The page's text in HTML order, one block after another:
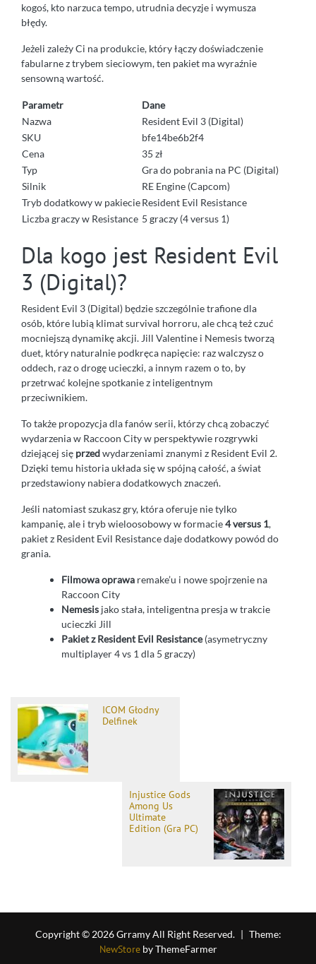
kogoś, kto narzuca tempo, utrudnia decyzje i wymusza
błędy.
Jeżeli zależy Ci na produkcie, który łączy doświadczenie
fabularne z trybem sieciowym, ten pakiet ma wyraźnie
sensowną wartość.
Parametr
Dane
Nazwa
Resident Evil 3 (Digital)
SKU
bfe14be6b2f4
Cena
35 zł
Typ
Gra do pobrania na PC (Digital)
Silnik
RE Engine (Capcom)
Tryb dodatkowy w pakiecieResident Evil Resistance
Liczba graczy w Resistance 5 graczy (4 versus 1)
Dla kogo jest Resident Evil
3 (Digital)?
Resident Evil 3 (Digital) będzie szczególnie trafione dla
osób, które lubią klimat survival horroru, ale chcą też czuć
mocniejszą dynamikę akcji. Jill Valentine i Nemesis tworzą
duet, który naturalnie podkręca napięcie: raz walczysz o
oddech, raz o drogę ucieczki, a innym razem o to, by
przetrwać kolejne spotkanie z inteligentnym
przeciwnikiem.
To także propozycja dla fanów serii, którzy chcą zobaczyć
wydarzenia w Raccoon City w perspektywie rozgrywki
dziejącej się przedwydarzeniami znanymi z Resident Evil 2.
Dzięki temu historia układa się w spójną całość, a świat
przedstawiony nabiera dodatkowych znaczeń.
Jeśli natomiast szukasz gry, która oferuje nie tylko
kampanię, ale i tryb wieloosobowy w formacie4 versus 1,
pakiet z Resident Evil Resistance daje dodatkowy powód do
grania.
Filmowa oprawa remake’u i nowe spojrzenie na
Raccoon City
Nemesis jako stała, inteligentna presja w trakcie
ucieczki Jill
Pakiet z Resident Evil Resistance(asymetryczny
multiplayer 4 vs 1 dla 5 graczy)
ICOM Głodny
Delfinek
Injustice Gods
Among Us
Ultimate
Edition (Gra PC)
Copyright © 2026 Grramy All Right Reserved. | Theme:
NewStoreby ThemeFarmer